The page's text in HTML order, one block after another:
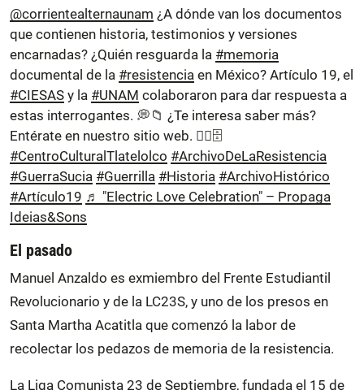
@corrientealternaunam ¿A dónde van los documentos
que contienen historia, testimonios y versiones
encarnadas? ¿Quién resguarda la #memoria
documental de la #resistencia en México? Artículo 19, el
#CIESAS y la #UNAM colaboraron para dar respuesta a
estas interrogantes. 💭📁 ¿Te interesa saber más?
Entérate en nuestro sitio web. ✍🏼🗄️
#CentroCulturalTlatelolco #ArchivoDeLaResistencia
#GuerraSucia #Guerrilla #Historia #ArchivoHistórico
#Artículo19 ♬ "Electric Love Celebration" – Propaga
Ideias&Sons
El pasado
Manuel Anzaldo es exmiembro del Frente Estudiantil
Revolucionario y de la LC23S, y uno de los presos en
Santa Martha Acatitla que comenzó la labor de
recolectar los pedazos de memoria de la resistencia.
La Liga Comunista 23 de Septiembre, fundada el 15 de